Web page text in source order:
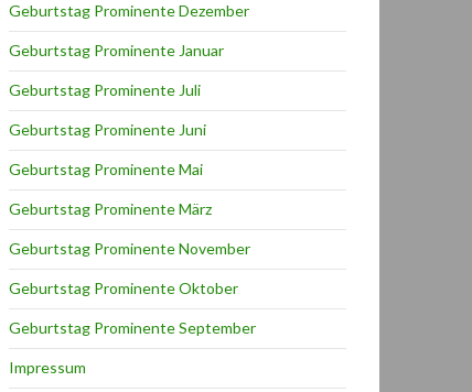
Geburtstag Prominente Dezember
Geburtstag Prominente Januar
Geburtstag Prominente Juli
Geburtstag Prominente Juni
Geburtstag Prominente Mai
Geburtstag Prominente März
Geburtstag Prominente November
Geburtstag Prominente Oktober
Geburtstag Prominente September
Impressum